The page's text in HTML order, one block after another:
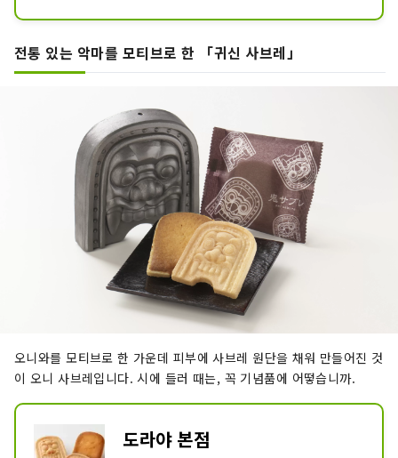
어간 「다마고 만주」나 마다가스카르산
바닐라 콩을 사용한 「천연 바닐라의 구운
푸딩」을 비롯해, 첨가물 등을 가능한 한
사용하지 않고 소재의 맛을 살린 과자 을
판매하고 있습니다.
나리타야의 간판 상품 「다마고 만주」를
꼭 맛보세요.
온라인 쇼핑에서도 구입할 수 있습니다.
전통 있는 악마를 모티브로 한 「귀신 사브레」
오니와를 모티브로 한 가운데 피부에 사브레 원단을 채워 만들어진 것
이 오니 사브레입니다. 시에 들러 때는, 꼭 기념품에 어떻습니까.
도라야 본점